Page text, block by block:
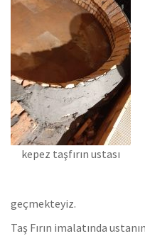
kepez taşfırın ustası
geçmekteyiz.
Taş Fırın imalatında